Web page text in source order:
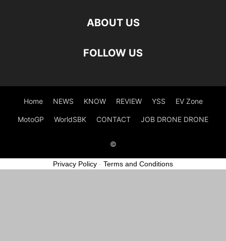
ABOUT US
FOLLOW US
Home NEWS KNOW REVIEW YSS EV Zone
MotoGP WorldSBK CONTACT JOB DRONE DRONE
©
Privacy Policy - Terms and Conditions